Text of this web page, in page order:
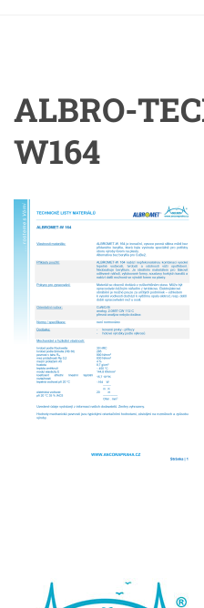
ALBRO-
W164